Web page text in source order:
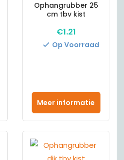
Ophangrubber 25
cm tbv kist
€1.21
Meer informatie
Op Voorraad